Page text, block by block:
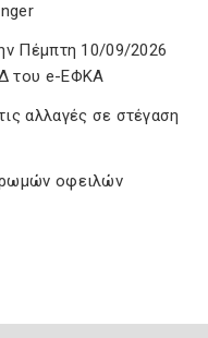
Πέμπτη 10/09/2026
του e-ΕΦΚΑ
αλλαγές σε στέγαση
οφειλών